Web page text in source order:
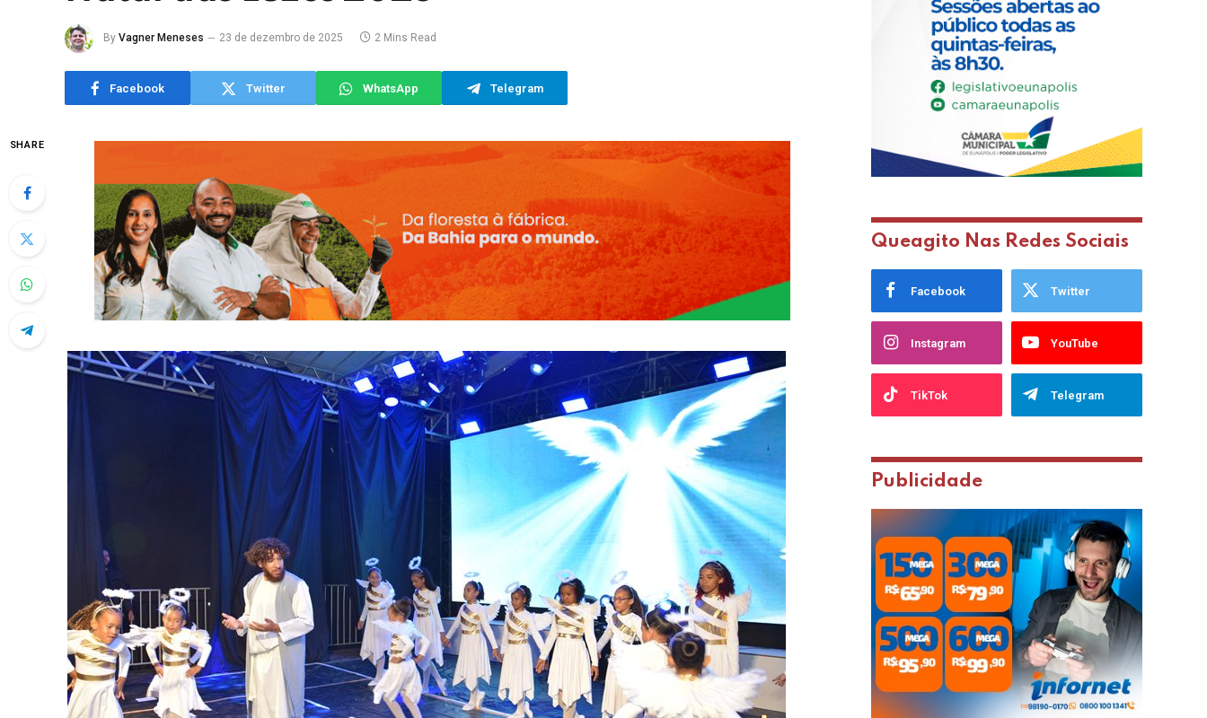
By Vagner Meneses 23 de dezembro de 2025 2 Mins Read
Facebook Twitter WhatsApp Telegram
SHARE
Queagito Nas Redes Sociais
Facebook Twitter
Instagram YouTube
TikTok Telegram
Publicidade